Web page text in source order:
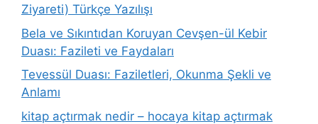
Ziyareti) Türkçe Yazılışı
Bela ve Sıkıntıdan Koruyan Cevşen-ül Kebir
Duası: Fazileti ve Faydaları
Tevessül Duası: Faziletleri, Okunma Şekli ve
Anlamı
kitap açtırmak nedir – hocaya kitap açtırmak